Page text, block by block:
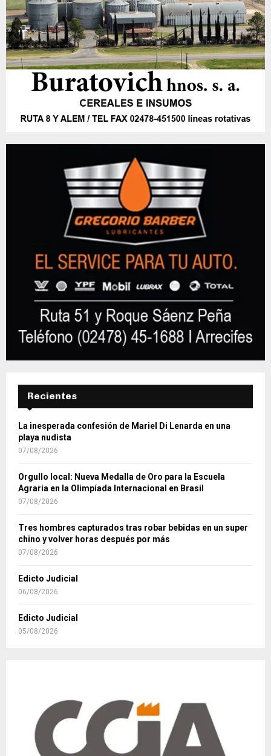
Recientes
La inesperada confesión de Mariel Di Lenarda en una
playa nudista
07/08/2026
Orgullo local: Nueva Medalla de Oro para la Escuela
Agraria en la Olimpíada Internacional en Brasil
07/08/2026
Tres hombres capturados tras robar bebidas en un super
chino y volver horas después por más
07/08/2026
Edicto Judicial
06/08/2026
Edicto Judicial
05/08/2026